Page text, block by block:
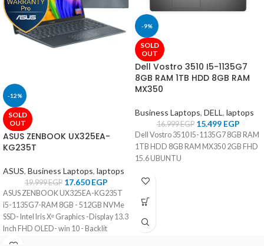
-12%
SOLD
OUT
ASUS ZENBOOK UX325EA-
KG235T
ASUS, Business Laptops, laptops
19.999EGP 17.650EGP
ASUS ZENBOOK UX325EA-KG235T
i5-1135G7-RAM 8GB - 512GB NVMe
SSD- Intel Iris Xᵉ Graphics -Display 13.3
Inch FHD OLED- win 10 - Backlit
Keyboard 90NB0SL1-M06590
-9%
SOLD
OUT
Dell Vostro 3510 I5-1135G7
8GB RAM 1TB HDD 8GB RAM
MX350
Business Laptops, DELL , laptops
16.999EGP 15.499 EGP
Dell Vostro 3510 I5-1135G7 8GB RAM
1TB HDD 8GB RAM MX350 2GB FHD
15.6 UBUNTU